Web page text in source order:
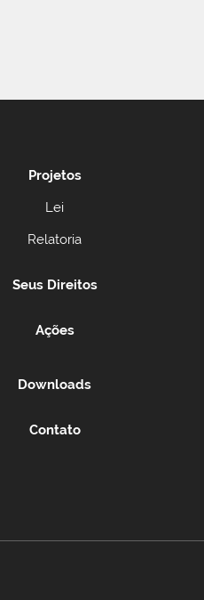
Projetos
Lei
Relatoria
Seus Direitos
Ações
Downloads
Contato